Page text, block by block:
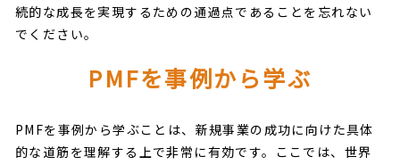
続的な成長を実現するための通過点であることを忘れない
でください。
PMFを事例から学ぶ
PMFを事例から学ぶことは、新規事業の成功に向けた具体
的な道筋を理解する上で非常に有効です。ここでは、世界